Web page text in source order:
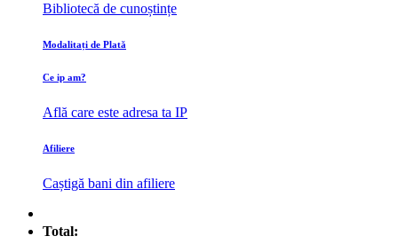
Bibliotecă de cunoștințe
Modalitați de Plată
Ce ip am?
Află care este adresa ta IP
Afiliere
Caștigă bani din afiliere
Total: